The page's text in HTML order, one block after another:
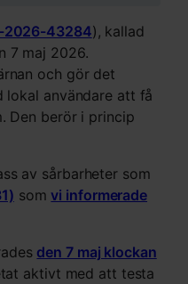
2026-43284), kallad
7 maj 2026.
och gör det
användare att få
Den berör i princip
av sårbarheter som
somvi informerade
den 7 maj klockan
aktivt med att testa